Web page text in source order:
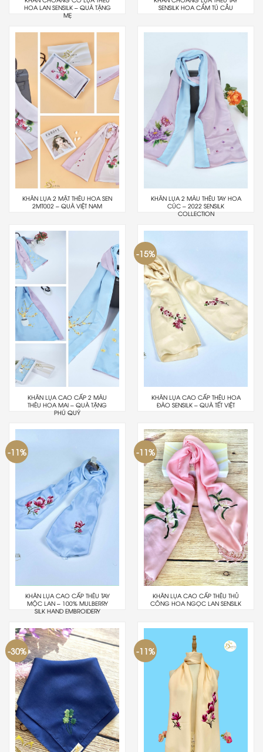
HOA LAN SENSILK – QUÀ TẶNG
MẸ
SENSILK HOA CẨM TÚ CẦU
KHĂN LỤA 2 MẶT THÊU HOA SEN
2MT002 – QUÀ VIỆT NAM
KHĂN LỤA 2 MÀU THÊU TAY HOA
CÚC – 2022 SENSILK
COLLECTION
KHĂN LỤA CAO CẤP 2 MÀU
THÊU HOA MAI – QUÀ TẶNG
PHÚ QUÝ
-15%
KHĂN LỤA CAO CẤP THÊU HOA
ĐÀO SENSILK – QUÀ TẾT VIỆT
-11%
KHĂN LỤA CAO CẤP THÊU TAY
MỘC LAN – 100% MULBERRY
SILK HAND EMBROIDERY
-11%
KHĂN LỤA CAO CẤP THÊU THỦ
CÔNG HOA NGỌC LAN SENSILK
-30% -11%